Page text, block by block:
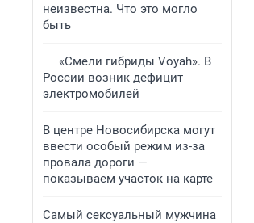
неизвестна. Что это могло
быть
«Смели гибриды Voyah». В
России возник дефицит
электромобилей
В центре Новосибирска могут
ввести особый режим из-за
провала дороги —
показываем участок на карте
Самый сексуальный мужчина